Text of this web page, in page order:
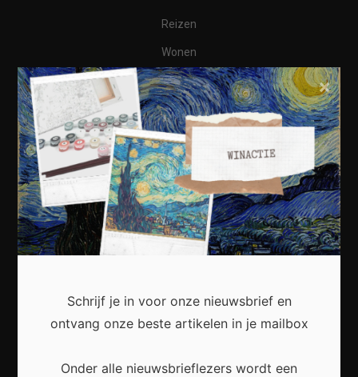
Reizen
Wonen
Business
Financieel
Varia
Meest recent
Waarom een thuisbatterij steeds interessanter
wordt voor Nederlandse huishoudens
Schrijf je in voor onze nieuwsbrief en
ontvang onze beste artikelen in je mailbox
Onder alle nieuwsbrieflezers wordt een
×